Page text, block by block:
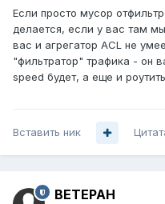
Если просто мусор
делается, если у вас там
вас и агрегатор ACL не
"фильтратор" трафика - он
speed будет, а еще и
Вставить ник
BETEPAH